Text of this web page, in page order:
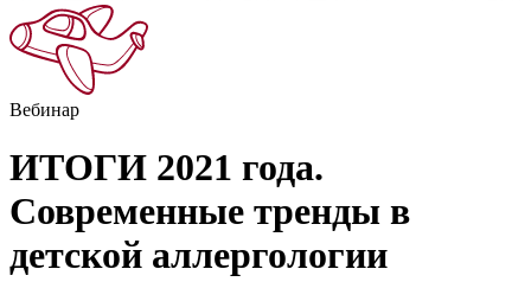
Вебинар
ИТОГИ 2021 года.
Современные тренды в
детской аллергологии